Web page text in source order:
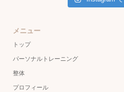
メニュー
トップ
パーソナルトレーニング
整体
プロフィール